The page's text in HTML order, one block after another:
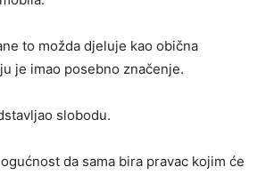
to možda djeluje kao obična
je imao posebno značenje.
slobodu.
da sama bira pravac kojim će